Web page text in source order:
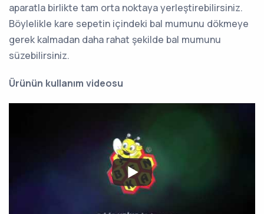
aparatla birlikte tam orta noktaya yerleştirebilirsiniz.
Böylelikle kare sepetin içindeki bal mumunu dökmeye
gerek kalmadan daha rahat şekilde bal mumunu
süzebilirsiniz.
Ürünün kullanım videosu